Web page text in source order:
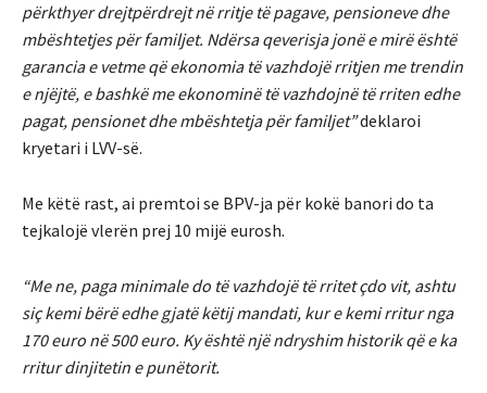
përkthyer drejtpërdrejt në rritje të pagave, pensioneve dhe
mbështetjes për familjet. Ndërsa qeverisja jonë e mirë është
garancia e vetme që ekonomia të vazhdojë rritjen me trendin
e njëjtë, e bashkë me ekonominë të vazhdojnë të rriten edhe
pagat, pensionet dhe mbështetja për familjet”deklaroi
kryetari i LVV-së.
Me këtë rast, ai premtoi se BPV-ja për kokë banori do ta
tejkalojë vlerën prej 10 mijë eurosh.
“Me ne, paga minimale do të vazhdojë të rritet çdo vit, ashtu
siç kemi bërë edhe gjatë këtij mandati, kur e kemi rritur nga
170 euro në 500 euro. Ky është një ndryshim historik që e ka
rritur dinjitetin e punëtorit.